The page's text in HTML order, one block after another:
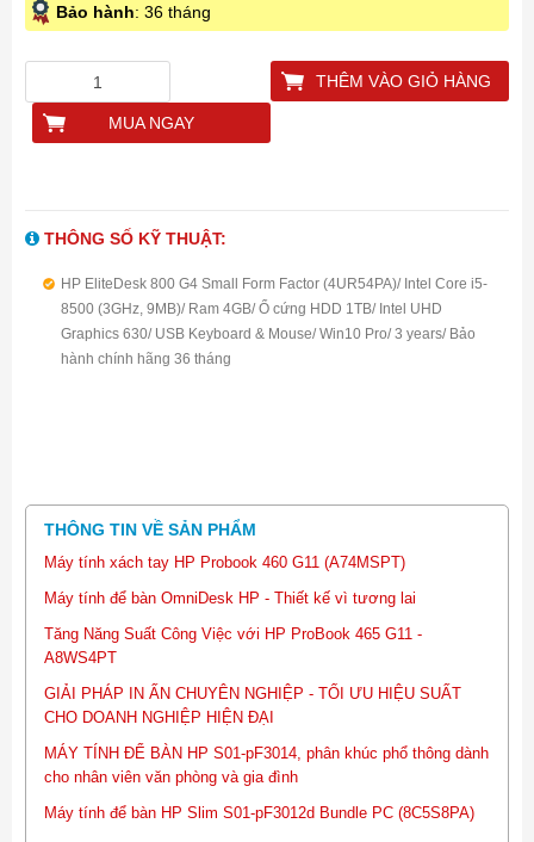
Bảo hành: 36 tháng
THÊM VÀO GIỎ HÀNG
MUA NGAY
THÔNG SỐ KỸ THUẬT:
HP EliteDesk 800 G4 Small Form Factor (4UR54PA)/ Intel Core i5-
8500 (3GHz, 9MB)/ Ram 4GB/ Ổ cứng HDD 1TB/ Intel UHD
Graphics 630/ USB Keyboard & Mouse/ Win10 Pro/ 3 years/ Bảo
hành chính hãng 36 tháng
THÔNG TIN VỀ SẢN PHẨM
Máy tính xách tay HP Probook 460 G11 (A74MSPT)
Máy tính để bàn OmniDesk HP - Thiết kế vì tương lai
Tăng Năng Suất Công Việc với HP ProBook 465 G11 -
A8WS4PT
GIẢI PHÁP IN ẤN CHUYÊN NGHIỆP - TỐI ƯU HIỆU SUẤT
CHO DOANH NGHIỆP HIỆN ĐẠI
MÁY TÍNH ĐỂ BÀN HP S01-pF3014, phân khúc phổ thông dành
cho nhân viên văn phòng và gia đình
Máy tính để bàn HP Slim S01-pF3012d Bundle PC (8C5S8PA)